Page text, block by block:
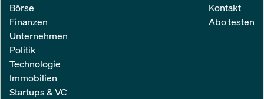
Börse
Finanzen
Unternehmen
Politik
Technologie
Immobilien
Startups & VC
Kontakt
Abo testen